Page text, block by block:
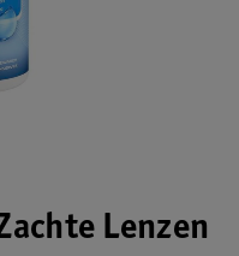
Lenzen